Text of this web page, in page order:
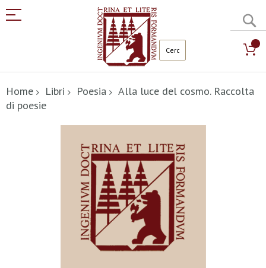
al
contenuto
Home Libri Poesia
Alla luce del cosmo. Raccolta
di poesie